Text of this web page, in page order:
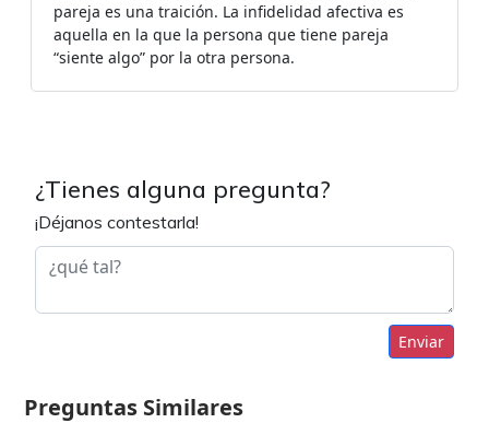
pareja es una traición. La infidelidad afectiva es
aquella en la que la persona que tiene pareja
“siente algo” por la otra persona.
¿Tienes alguna pregunta?
¡Déjanos contestarla!
Enviar
Preguntas Similares